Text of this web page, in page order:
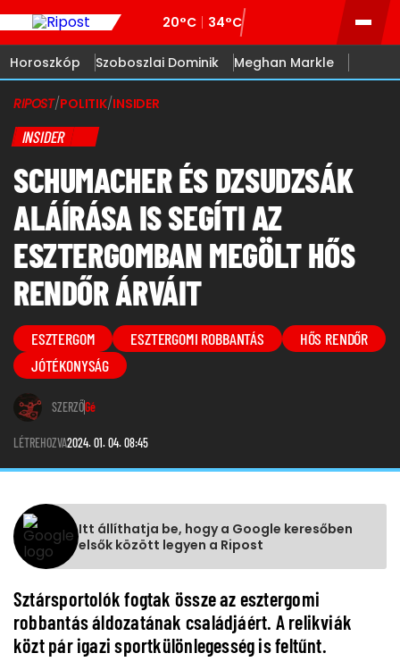
20°C 34°C
Horoszkóp Szoboszlai Dominik Meghan Markle
RIPOST/POLITIK/INSIDER
INSIDER
SCHUMACHER ÉS DZSUDZSÁK
ALÁÍRÁSA IS SEGÍTI AZ
ESZTERGOMBAN MEGÖLT HŐS
RENDŐR ÁRVÁIT
ESZTERGOM ESZTERGOMI ROBBANTÁS
HŐS RENDŐR
JÓTÉKONYSÁG
SZERZŐGé
LÉTREHOZVA2024. 01. 04. 08:45
Itt állíthatja be, hogy a Google keresőben
elsők között legyen a Ripost
Sztársportolók fogtak össze az esztergomi
robbantás áldozatának családjáért. A relikviák
közt pár igazi sportkülönlegesség is feltűnt.